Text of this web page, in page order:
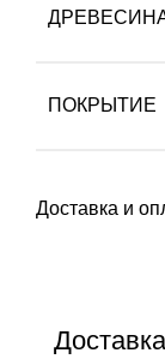
ПОКРЫТИЕ
Доставка и
Доставка